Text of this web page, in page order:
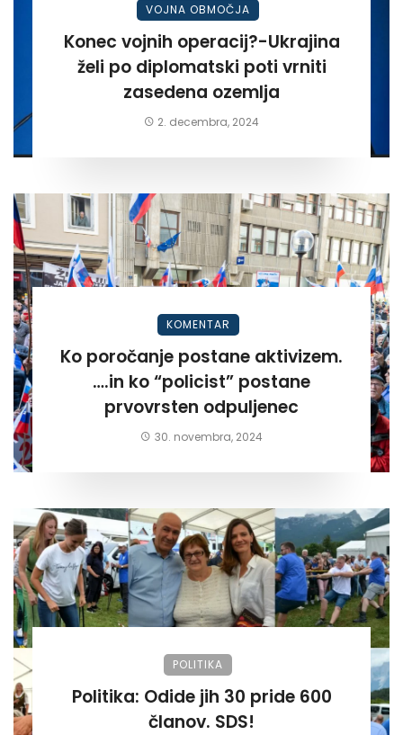
VOJNA OBMOČJA
Konec vojnih operacij?-Ukrajina
želi po diplomatski poti vrniti
zasedena ozemlja
2. decembra, 2024
KOMENTAR
Ko poročanje postane aktivizem.
….in ko “policist” postane
prvovrsten odpuljenec
30. novembra, 2024
POLITIKA
Politika: Odide jih 30 pride 600
članov. SDS!